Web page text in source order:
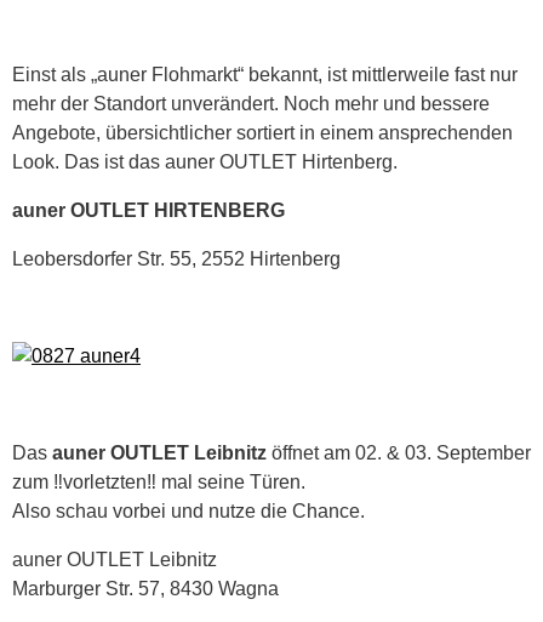
Einst als „auner Flohmarkt“ bekannt, ist mittlerweile fast nur
mehr der Standort unverändert. Noch mehr und bessere
Angebote, übersichtlicher sortiert in einem ansprechenden
Look. Das ist das auner OUTLET Hirtenberg.
auner OUTLET HIRTENBERG
Leobersdorfer Str. 55, 2552 Hirtenberg
Das auner OUTLET Leibnitz öffnet am 02. & 03. September
zum ‼️vorletzten‼️ mal seine Türen.
Also schau vorbei und nutze die Chance.
auner OUTLET Leibnitz
Marburger Str. 57, 8430 Wagna